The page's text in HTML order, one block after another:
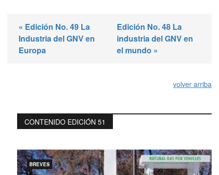
« Edición No. 49 La
Industria del GNV en
Europa
Edición No. 48 La
industria del GNV en
el mundo »
volver arriba
CONTENIDO EDICIÓN 51
BREVES